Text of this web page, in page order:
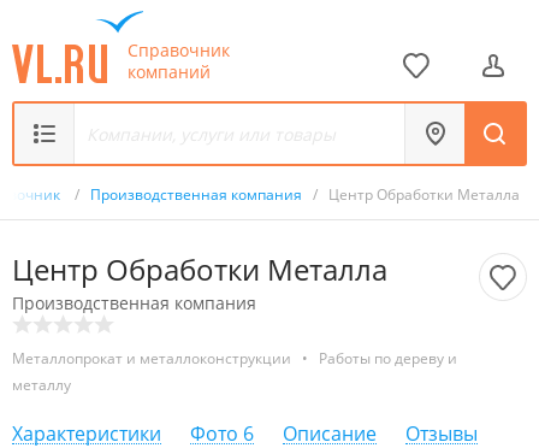
Справочник
компаний
/ Производственная компания / Центр Обработки Металла
Центр Обработки Металла
Производственная компания
Металлопрокат и металлоконструкции •
Работы по дереву и
металлу
Характеристики Фото 6 Описание Отзывы